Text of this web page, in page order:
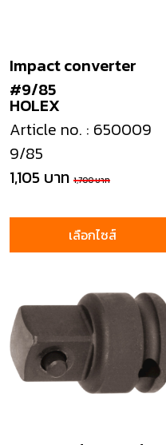
HOLEX
Impact converter
#9/85
Article no. : 650009
9/85
1,105 บาท 1,700 บาท
เลือกไซส์